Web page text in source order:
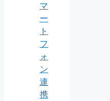
マ
ー
ト
フ
ォ
ン
連
携